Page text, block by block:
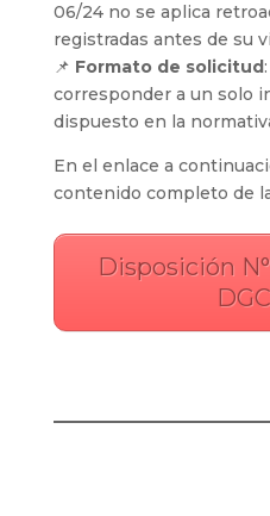
06/24 no se aplica
registradas antes de su
📌 Formato de solicitud
corresponder a un solo
dispuesto en la
En el enlace a
contenido completo de
Disposición